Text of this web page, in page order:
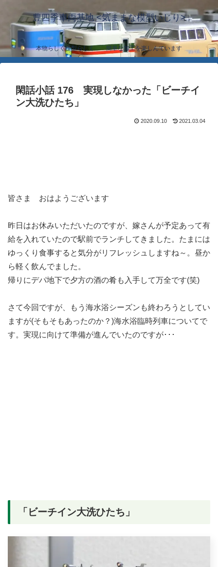
豊四季車両基地 <気ままな模型いじり>
本物らしく模型らしく… 簡単な加工を楽しんでいます
閑話小話 176 実現しなかった「ビーチイ
ン大洗ひたち」
2020.09.10 2021.03.04
皆さま おはようございます
昨日はお休みいただいたのですが、嫁さんが予定あって有
給を入れていたので駅前でランチしてきました。たまには
ゆっくり食事すると気分がリフレッシュしますね～。昼か
ら軽く飲んでました。
帰りにデパ地下で夕方の酒の肴も入手して万全です(笑)
さて今回ですが、もう海水浴シーズンも終わろうとしてい
ますが(そもそもあったのか？)海水浴臨時列車についてで
す。実現に向けて準備が進んでいたのですが･･･
「ビーチイン大洗ひたち」